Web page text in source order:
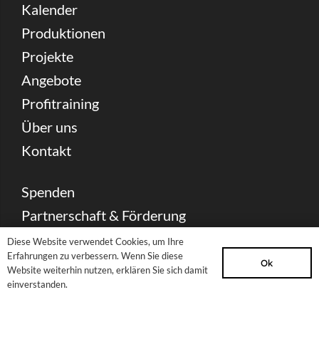
Kalender
Produktionen
Projekte
Angebote
Profitraining
Über uns
Kontakt
Spenden
Partnerschaft & Förderung
Presse Download
Archiv
Diese Website verwendet Cookies, um Ihre
Erfahrungen zu verbessern. Wenn Sie diese
Website weiterhin nutzen, erklären Sie sich damit
einverstanden.
Ok